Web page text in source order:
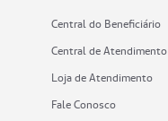
Central do Beneficiário
Central de Atendimento
Loja de Atendimento
Fale Conosco